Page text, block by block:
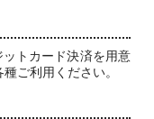
トカード決済を用意
ご利用ください。